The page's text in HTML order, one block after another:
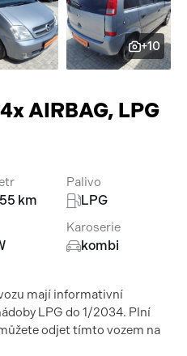
Pracovní stroje
Náhradní díly
Příslušenství
Auto a život
Videa
+10
AIRBAG, LPG
km
Palivo
LPG
Karoserie
kombi
mají informativní
LPG do 1/2034. Plní
odjet tímto vozem na